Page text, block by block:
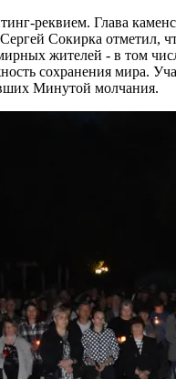
реквием. Глава
Сокирка отметил,
жителей - в том
сохранения мира.
Минутой молчания.